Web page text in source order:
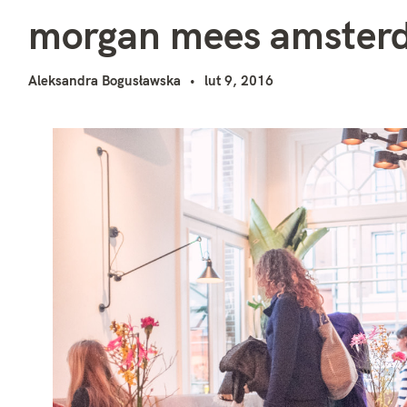
morgan mees
Aleksandra Bogusławska lut 9, 2016